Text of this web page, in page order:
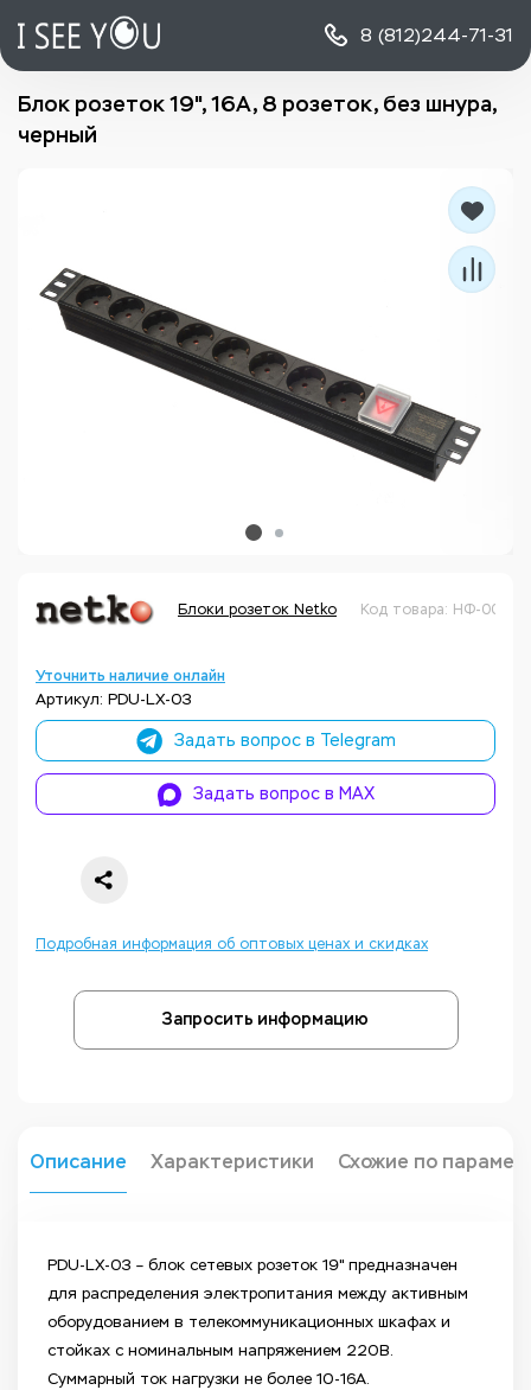
8 (812)244-71-31
Блок розеток 19", 16А, 8 розеток, без шнура,
черный
Блоки розеток Netko Код товара: НФ-
Уточнить наличие онлайн
Артикул: PDU-LX-03
Задать вопрос в Telegram
Задать вопрос в MAX
Подробная информация об оптовых ценах и скидках
Запросить информацию
Описание Характеристики Схожие по
PDU-LX-03 – блок сетевых розеток 19" предназначен
для распределения электропитания между активным
оборудованием в телекоммуникационных шкафах и
стойках с номинальным напряжением 220В.
Суммарный ток нагрузки не более 10-16А.